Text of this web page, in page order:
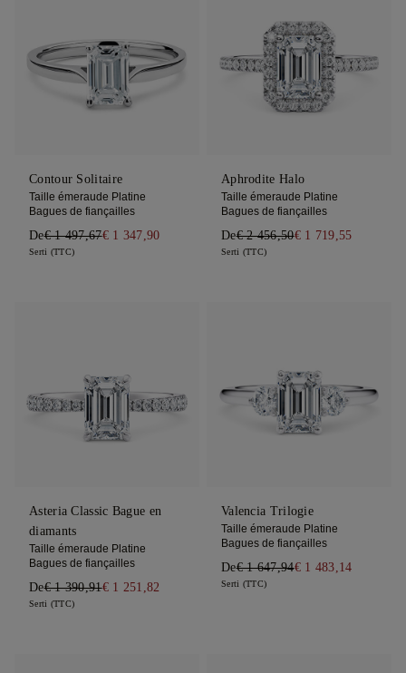
Contour Solitaire
Taille émeraude Platine
Bagues de fiançailles
De€ 1 497,67€ 1 347,90
Serti (TTC)
Aphrodite Halo
Taille émeraude Platine
Bagues de fiançailles
De€ 2 456,50€ 1 719,55
Serti (TTC)
Asteria Classic Bague en
diamants
Taille émeraude Platine
Bagues de fiançailles
De€ 1 390,91€ 1 251,82
Serti (TTC)
Valencia Trilogie
Taille émeraude Platine
Bagues de fiançailles
De€ 1 647,94€ 1 483,14
Serti (TTC)